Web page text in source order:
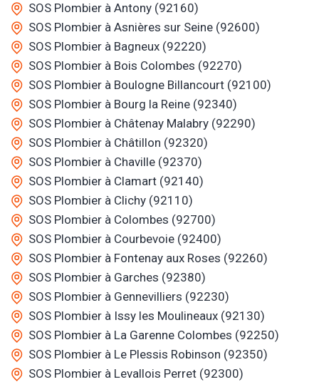
SOS Plombier à Antony (92160)
SOS Plombier à Asnières sur Seine (92600)
SOS Plombier à Bagneux (92220)
SOS Plombier à Bois Colombes (92270)
SOS Plombier à Boulogne Billancourt (92100)
SOS Plombier à Bourg la Reine (92340)
SOS Plombier à Châtenay Malabry (92290)
SOS Plombier à Châtillon (92320)
SOS Plombier à Chaville (92370)
SOS Plombier à Clamart (92140)
SOS Plombier à Clichy (92110)
SOS Plombier à Colombes (92700)
SOS Plombier à Courbevoie (92400)
SOS Plombier à Fontenay aux Roses (92260)
SOS Plombier à Garches (92380)
SOS Plombier à Gennevilliers (92230)
SOS Plombier à Issy les Moulineaux (92130)
SOS Plombier à La Garenne Colombes (92250)
SOS Plombier à Le Plessis Robinson (92350)
SOS Plombier à Levallois Perret (92300)